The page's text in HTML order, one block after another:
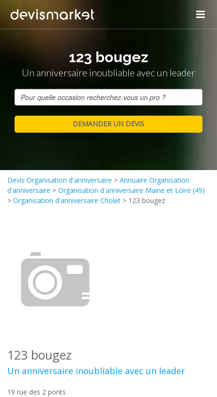
123 bougez
Un anniversaire inoubliable avec un leader
Devis Organisation d'anniversaire > Annuaire Organisation
d'anniversaire > Organisation d'anniversaire Maine et Loire (49)
> Organisation d'anniversaire Cholet > 123 bougez
123 bougez
Un anniversaire inoubliable avec un leader
19 rue des 2 ponts